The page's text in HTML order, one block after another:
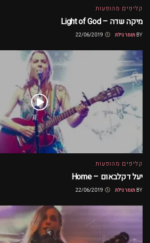
קליפים מהופעות
מיקה שדה – Light of God
BY תומר גילת
קליפים מהופעות
יעל דקלבאום – Home
BY תומר גילת